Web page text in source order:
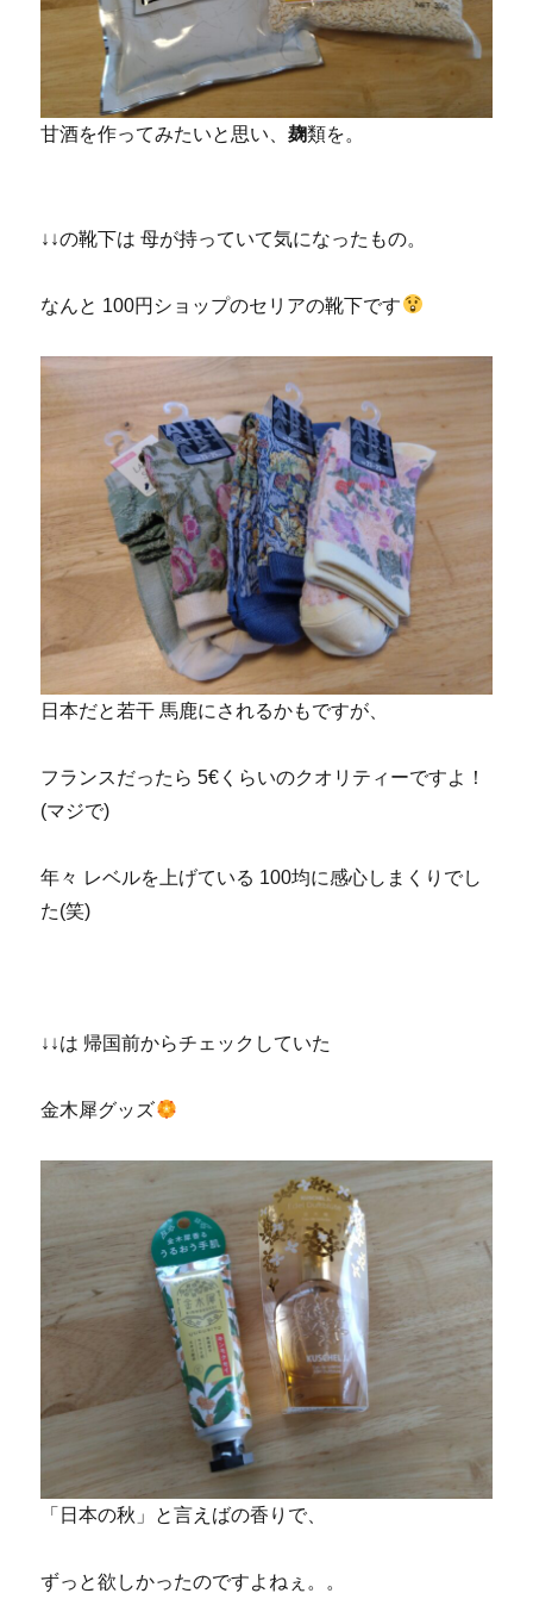
甘酒を作ってみたいと思い、麹類を。
↓↓の靴下は 母が持っていて気になったもの。
なんと 100円ショップのセリアの靴下です
日本だと若干 馬鹿にされるかもですが、
フランスだったら 5€くらいのクオリティーですよ！
(マジで)
年々 レベルを上げている 100均に感心しまくりでし
た(笑)
↓↓は 帰国前からチェックしていた
金木犀グッズ
「日本の秋」と言えばの香りで、
ずっと欲しかったのですよねぇ。。